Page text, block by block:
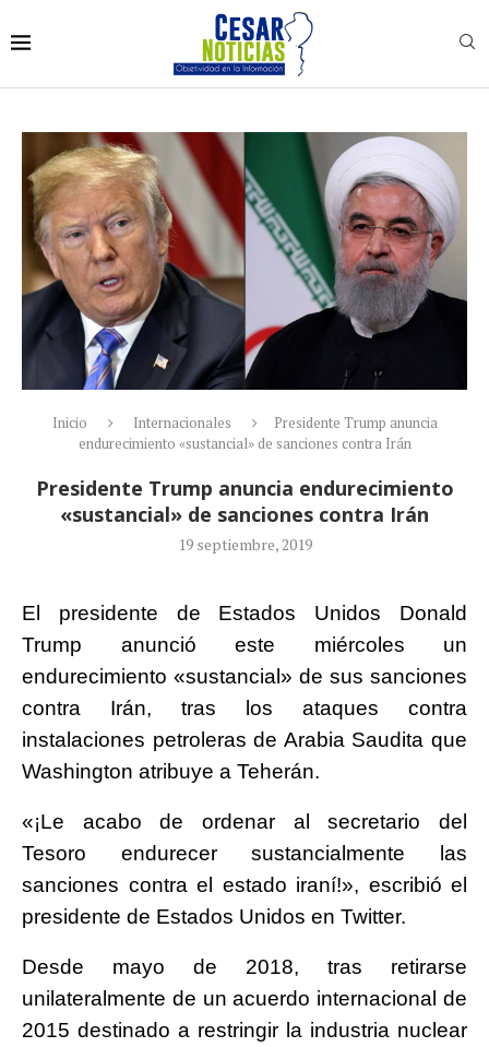
Inicio Internacionales
Presidente Trump anuncia
endurecimiento «sustancial» de sanciones contra Irán
Presidente Trump anuncia endurecimiento
«sustancial» de sanciones contra Irán
19 septiembre, 2019
El presidente de Estados Unidos Donald
Trump anunció este miércoles un
endurecimiento «sustancial» de sus sanciones
contra Irán, tras los ataques contra
instalaciones petroleras de Arabia Saudita que
Washington atribuye a Teherán.
«¡Le acabo de ordenar al secretario del
Tesoro endurecer sustancialmente las
sanciones contra el estado iraní!», escribió el
presidente de Estados Unidos en Twitter.
Desde mayo de 2018, tras retirarse
unilateralmente de un acuerdo internacional de
2015 destinado a restringir la industria nuclear